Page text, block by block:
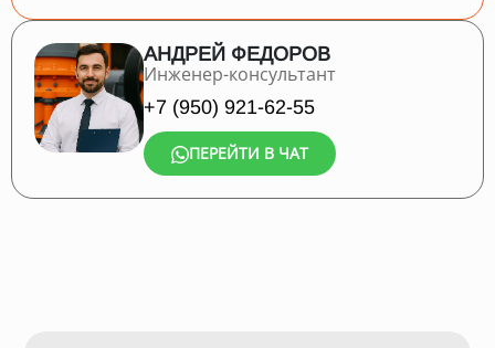
АНДРЕЙ ФЕДОРОВ
Инженер-консультант
+7 (950) 921-62-55
ПЕРЕЙТИ В ЧАТ